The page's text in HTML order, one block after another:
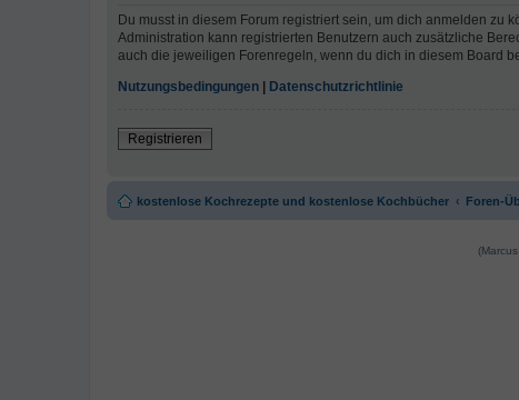
Du musst in diesem Forum registriert sein, um dich anmelden
Administration kann registrierten Benutzern auch zusätzliche
auch die jeweiligen Forenregeln, wenn du dich in diesem Board
Nutzungsbedingungen
Datenschutzrichtlinie
Registrieren
kostenlose Kochrezepte und kostenlose Kochbücher Foren-